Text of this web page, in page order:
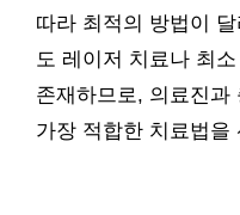
따라 최적의 방법이
도 레이저 치료나 최
존재하므로, 의료진과
가장 적합한 치료법을